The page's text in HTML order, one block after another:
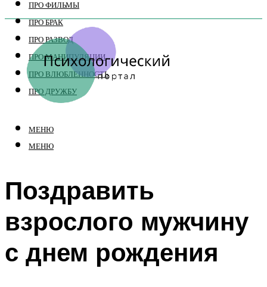
ПРО ФИЛЬМЫ
ПРО БРАК
ПРО РАЗВОД
ПРО МАНИПУЛЯЦИИ
ПРО ВЛЮБЛЕННОСТЬ
ПРО ДРУЖБУ
МЕНЮ
МЕНЮ
Поздравить
взрослого мужчину
с днем рождения